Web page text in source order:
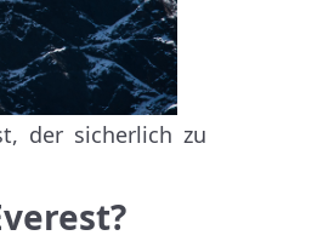
der sicherlich zu